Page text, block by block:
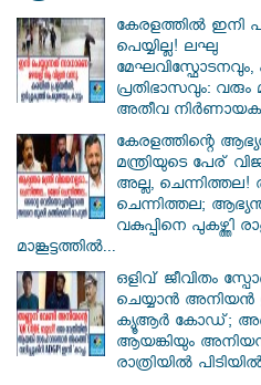
കേരളത്തിൽ ഇനി
പെയ്യില്ല! ലഘു
പ്രതിഭാസവും:
അതീവ
കേരളത്തിന്റെ
മന്ത്രിയുടെ പേര്
അല്ല, ചെന്നിത്തല!
ചെന്നിത്തല;
വകുപ്പിനെ പുകഴ്ത്തി
മാങ്കൂട്ടത്തിൽ...
ഒളിവ് ജീവിതം
ചെയ്യാൻ അനിയൻ
ക്യൂആർ കോഡ്;
ആയങ്കിയും
രാത്രിയിൽ